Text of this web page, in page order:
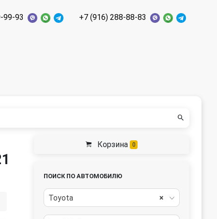
99-93 +7 (916) 288-88-83
Корзина 0
ПОИСК ПО АВТОМОБИЛЮ
×
Toyota